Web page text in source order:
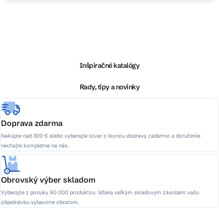
e
Inšpiračné katalógy
Rady, tipy a novinky
Doprava zdarma
Nakúpte nad 300 € alebo vyberajte tovar s ikonou dopravy zadarmo a doručenie
nechajte kompletne na nás.
Obrovský výber skladom
Vyberajte z ponuky 90 000 produktov. Vďaka veľkým skladovým zásobám vašu
objednávku vybavíme obratom.